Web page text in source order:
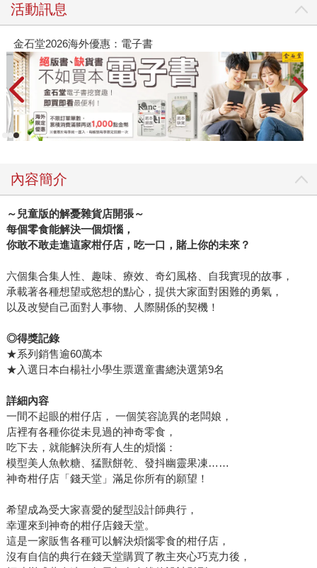
活動訊息
金石堂2026海外優惠：電子書
內容簡介
～兒童版的解憂雜貨店開張～
每個零食能解決一個煩惱，
你敢不敢走進這家柑仔店，吃一口，賭上你的未來？
六個集合集人性、趣味、療效、奇幻風格、自我實現的故事，
承載著各種想望或慾想的點心，提供大家面對困難的勇氣，
以及改變自己面對人事物、人際關係的契機！
◎得獎記錄
★系列銷售逾60萬本
★入選日本白楊社小學生票選童書總決選第9名
詳細內容
一間不起眼的柑仔店， 一個笑容詭異的老闆娘，
店裡有各種你從未見過的神奇零食，
吃下去，就能解決所有人生的煩惱：
模型美人魚軟糖、猛獸餅乾、發抖幽靈果凍……
神奇柑仔店「錢天堂」滿足你所有的願望！
希望成為受大家喜愛的髮型設計師典行，
幸運來到神奇的柑仔店錢天堂。
這是一家販售各種可以解決煩惱零食的柑仔店，
沒有自信的典行在錢天堂購買了教主夾心巧克力後，